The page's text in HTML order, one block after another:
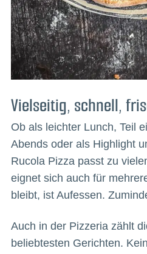
Vielseitig, schnell,
Ob als leichter Lunch, Teil
Abends oder als Highlight
Rucola Pizza passt zu
eignet sich auch für
bleibt, ist Aufessen.
Auch in der Pizzeria zählt
beliebtesten Gerichten.